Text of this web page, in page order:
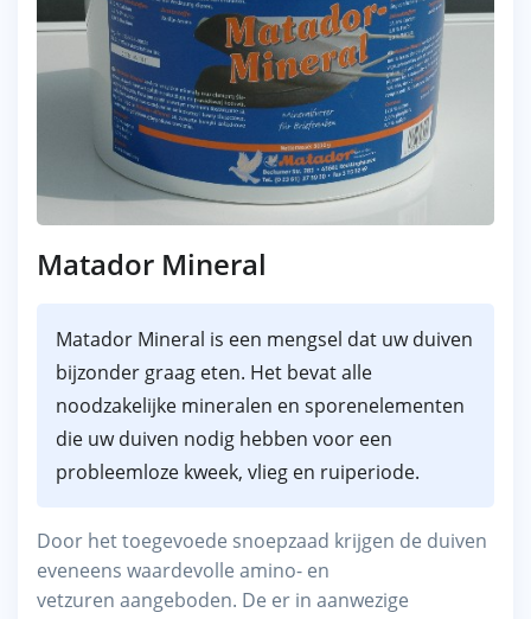
Matador Mineral
Matador Mineral is een mengsel dat uw duiven
bijzonder graag eten. Het bevat alle
noodzakelijke mineralen en sporenelementen
die uw duiven nodig hebben voor een
probleemloze kweek, vlieg en ruiperiode.
Door het toegevoede snoepzaad krijgen de duiven
eveneens waardevolle amino- en
vetzuren aangeboden. De er in aanwezige